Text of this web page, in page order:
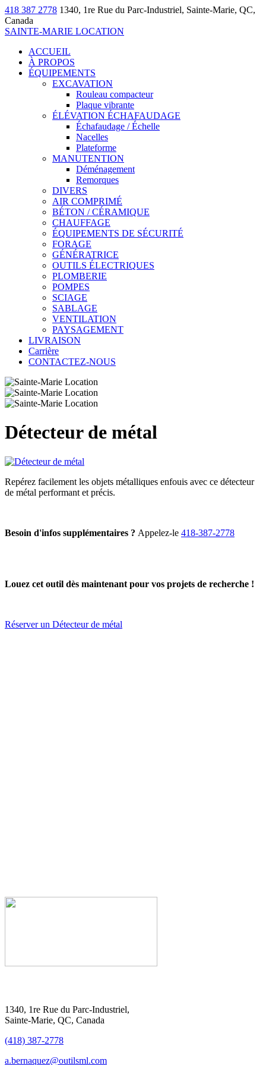
418 387 2778 1340, 1re Rue du Parc-Industriel, Sainte-Marie, QC,
Canada
SAINTE-MARIE LOCATION
ACCUEIL
À PROPOS
ÉQUIPEMENTS
EXCAVATION
Rouleau compacteur
Plaque vibrante
ÉLÉVATION ÉCHAFAUDAGE
Échafaudage / Échelle
Nacelles
Plateforme
MANUTENTION
Déménagement
Remorques
DIVERS
AIR COMPRIMÉ
BÉTON / CÉRAMIQUE
CHAUFFAGE
ÉQUIPEMENTS DE SÉCURITÉ
FORAGE
GÉNÉRATRICE
OUTILS ÉLECTRIQUES
PLOMBERIE
POMPES
SCIAGE
SABLAGE
VENTILATION
PAYSAGEMENT
LIVRAISON
Carrière
CONTACTEZ-NOUS
Détecteur de métal
Repérez facilement les objets métalliques enfouis avec ce détecteur
de métal performant et précis.
Besoin d'infos supplémentaires ? Appelez-le 418-387-2778
Louez cet outil dès maintenant pour vos projets de recherche !
Réserver un Détecteur de métal
1340, 1re Rue du Parc-Industriel,
Sainte-Marie, QC, Canada
(418) 387-2778
a.bernaquez@outilsml.com